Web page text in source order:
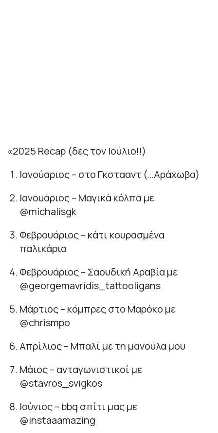
«2025 Recap (δες τον Ιούλιο!!)
Ιανούαριος – στο Γκστααντ (…Αράχωβα)
Ιανουάριος – Μαγικά κόλπα με
@michalisgk
Φεβρουάριος – κάτι κουρασμένα
παλικάρια
Φεβρουάριος – Σαουδική Αραβία με
@georgemavridis_tattooligans
Μάρτιος – κόμπρες στο Μαρόκο με
@chrismpo
Απρίλιος – Μπαλί με τη μανούλα μου
Μάιος – ανταγωνιστικοί με
@stavros_svigkos
Ιούνιος – bbq σπίτι μας με
@instaaamazing